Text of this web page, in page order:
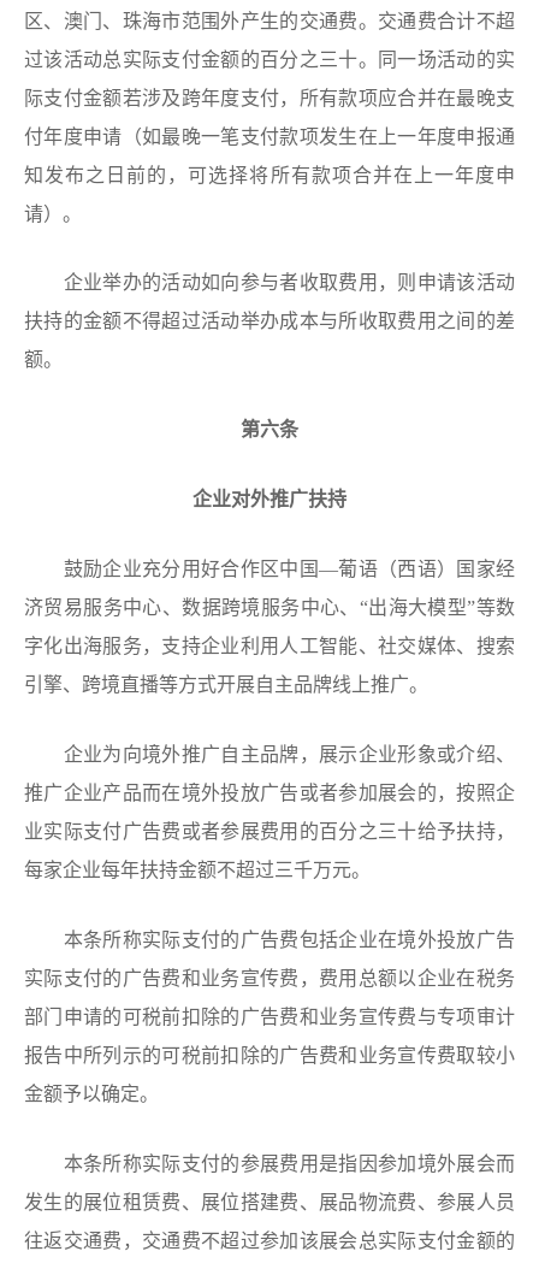
区、澳门、珠海市范围外产生的交通费。交通费合计不超
过该活动总实际支付金额的百分之三十。同一场活动的实
际支付金额若涉及跨年度支付，所有款项应合并在最晚支
付年度申请（如最晚一笔支付款项发生在上一年度申报通
知发布之日前的，可选择将所有款项合并在上一年度申
请）。
企业举办的活动如向参与者收取费用，则申请该活动
扶持的金额不得超过活动举办成本与所收取费用之间的差
额。
第六条
企业对外推广扶持
鼓励企业充分用好合作区中国—葡语（西语）国家经
济贸易服务中心、数据跨境服务中心、“出海大模型”等数
字化出海服务，支持企业利用人工智能、社交媒体、搜索
引擎、跨境直播等方式开展自主品牌线上推广。
企业为向境外推广自主品牌，展示企业形象或介绍、
推广企业产品而在境外投放广告或者参加展会的，按照企
业实际支付广告费或者参展费用的百分之三十给予扶持，
每家企业每年扶持金额不超过三千万元。
本条所称实际支付的广告费包括企业在境外投放广告
实际支付的广告费和业务宣传费，费用总额以企业在税务
部门申请的可税前扣除的广告费和业务宣传费与专项审计
报告中所列示的可税前扣除的广告费和业务宣传费取较小
金额予以确定。
本条所称实际支付的参展费用是指因参加境外展会而
发生的展位租赁费、展位搭建费、展品物流费、参展人员
往返交通费，交通费不超过参加该展会总实际支付金额的